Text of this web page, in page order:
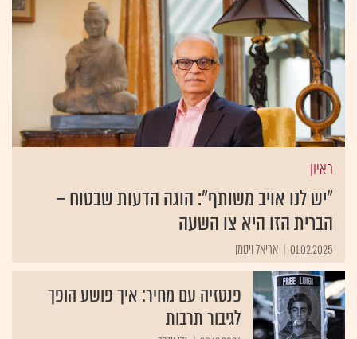
ראיון
"יש לנו אויב משותף": הוגה הדעות שבטוח –
הברית הזו היא צו השעה
01.02.2025 אריאל ויטמן
פנטזיה עם מחיר: איך פושע הופך
לגיבור תרבות